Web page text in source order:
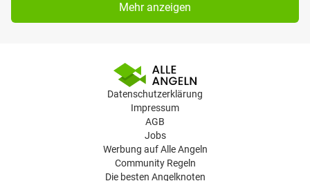
Mehr anzeigen
Datenschutzerklärung
Impressum
AGB
Jobs
Werbung auf Alle Angeln
Community Regeln
Die besten Angelknoten